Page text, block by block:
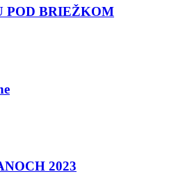
POD BRIEŽKOM
2023